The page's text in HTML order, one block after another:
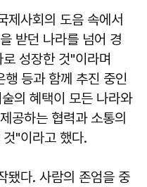
제사회의 도음 속에서
받던 나라를 넘어 경
성장한 것"이라며
등과 함께 추진 중인
의 혜택이 모든 나라와
공하는 협력과 소통의
"이라고 했다.
됐다. 사람의 존엄을 중